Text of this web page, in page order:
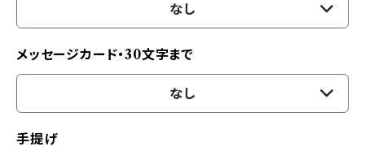
なし
メッセージカード・30文字まで
なし
手提げ